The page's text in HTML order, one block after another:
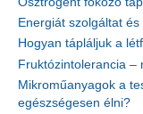
Energiát szolgáltat
Hogyan tápláljuk a
Fruktózintolerancia –
Mikroműanyagok a
egészségesen élni?